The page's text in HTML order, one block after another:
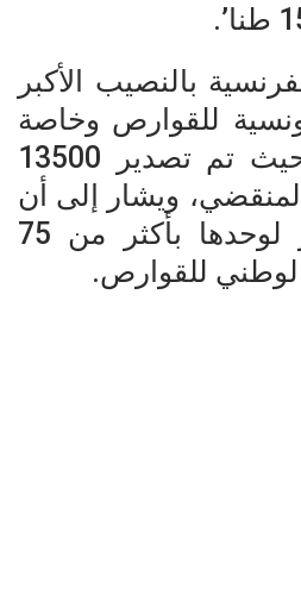
بالنصيب الأكبر
للقوارص وخاصة
صنف المالطي، حيث تم تصدير 13500
ويشار إلى أن
ولاية نابل تستأثر لوحدها بأكثر من 75
الوطني للقوارص.